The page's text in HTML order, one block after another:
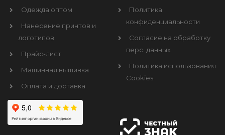
Одежда оптом
Нанесение принтов и
логотипов
Прайс-лист
Машинная вышивка
Оплата и доставка
Политика
конфиденциальности
Согласие на обработку
перс. данных
Политика использования
Cookies